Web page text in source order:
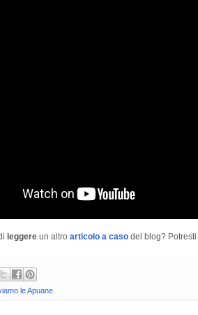
leggere un altro articolo a caso del blog?
le Apuane